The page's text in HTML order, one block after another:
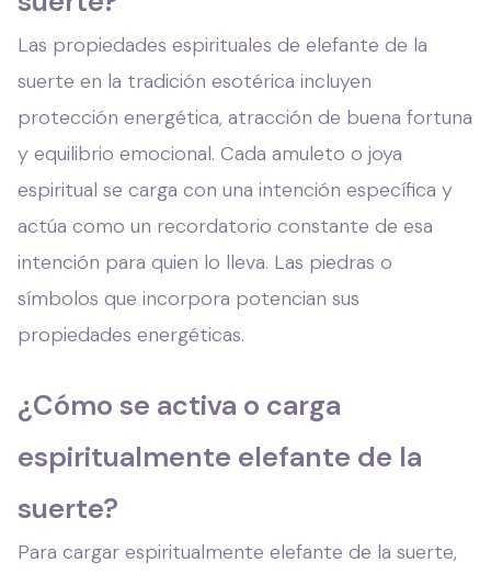
Las propiedades espirituales de elefante de la
suerte en la tradición esotérica incluyen
protección energética, atracción de buena fortuna
y equilibrio emocional. Cada amuleto o joya
espiritual se carga con una intención específica y
actúa como un recordatorio constante de esa
intención para quien lo lleva. Las piedras o
símbolos que incorpora potencian sus
propiedades energéticas.
¿Cómo se activa o carga
espiritualmente elefante de la
suerte?
Para cargar espiritualmente elefante de la suerte,